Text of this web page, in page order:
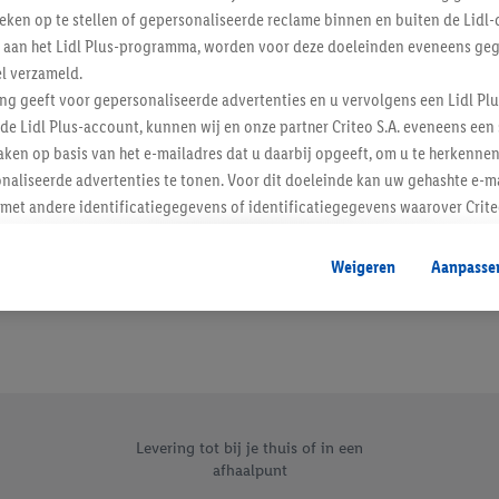
Schrijf je in op de newsletter
Inschrijven
Levering tot bij je thuis of in een
afhaalpunt
op te stellen of gepersonaliseerde reclame binnen en buiten de Lidl-
het Lidl Plus-programma, worden voor deze doeleinden eveneens
verzameld.
geeft voor gepersonaliseerde advertenties en u vervolgens een Lidl
Lidl Plus-account, kunnen wij en onze partner Criteo S.A. eveneens
op basis van het e-mailadres dat u daarbij opgeeft, om u te
advertenties te tonen. Voor dit doeleinde kan uw gehashte e-
andere identificatiegegevens of identificatiegegevens waarover
kunnen advertenties in het kader van retargeting, d.w.z. advertenties
(bijvoorbeeld door het product in de webshop aan uw winkelmandje
apparaten en verschillende Lidl-diensten worden
stemt u in met alle verwerkingen voor alle bovengenoemde doeleinden.
van de gegevens en uw recht om uw toestemming te allen tijde met
Weigeren